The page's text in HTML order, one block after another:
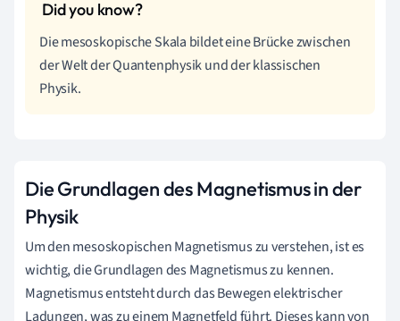
Die mesoskopische Skala bildet eine Brücke zwischen
der Welt der Quantenphysik und der klassischen
Physik.
Die Grundlagen des Magnetismus in der
Physik
Um den mesoskopischen Magnetismus zu verstehen, ist es
wichtig, die Grundlagen des Magnetismus zu kennen.
Magnetismus entsteht durch das Bewegen elektrischer
Ladungen, was zu einem Magnetfeld führt. Dieses kann von